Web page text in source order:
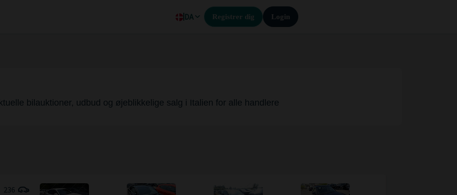
DA Registrer dig Login
bilauktioner, udbud og øjeblikkelige salg i Italien for alle handlere
236